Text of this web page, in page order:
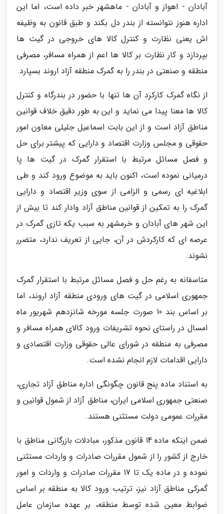
آبادان - اهواز و آبادان - ماهشهر خبر داده است، اما این
اداره هنوز نتوانسته از بندر دل بکند و طبق قانون به وظیفه
اش یعنی نظارت و کنترل کالا های خروجی در گیت ها
بپردازد و کار نظارت بر کالا ها اعم از همراه مسافر، مصرفی
منطقه و صنعتی در بندر را به گمرک منطقه آزاد اروند بسپارد.
از نگاه گمرک کارکرد آن ها تنها با حضور در بندرگاه و کنترل
کالا ها معنا پیدا می نماید و این به طور دقیق خلاف قوانین
مناطق آزاد است و از این بابت اسماعیل جلیلی معاون امور
حقوقی و مجلس وزارت اقتصاد و دارایی که پیشتر برای حل
و فصل مسائل مرتبط با استقرار گمرک در گیت ها پا
درمیانی نموده است، اکنون باید به موضوع ورود کند و طی
ابلاغیه ای رسمی و الزامی از سوی وزیر اقتصاد و دارایی
گمرک را به تمکین از قوانین مناطق آزاد وادار کند تا بیش از
این شهر های آبادان و خرمشهر به سبب یکه تازی گمرک در
عرصه ای که کارکردش در آن، جایی از تعریف ندارد، متضرر
نشوند.
متاسفانه به رغم حل و فصل مسائل مرتبط با استقرار گمرک
جمهوری اسلامی در گیت های ورودی منطقه آزاد اروند، اما
بر اساس بند 10 صورت جلسه مورخه شانزدهم شهریور ماه
امسال در راستای نحوه تشریفات ورود کالای همراه مسافر و
مصرفی به منطقه در شورای عالی حقوقی وزارت اقتصادی و
دارایی اقدامات لازم انجام نشده است.
به استناد ماده پنج قانون چگونگی اداره مناطق آزاد تجاری،
صنعتی جمهوری اسلامی ایران، مناطق آزاد از شمول قوانین و
مقررات عمومی دولت مستثنی هستند.
ضمن اینکه ماده 14 قانون مذکور، مبادلات بازرگانی مناطق با
خارج از کشور را از شمول مقررات صادرات و واردات مستثنی
نموده و در ماده یک تا 17 مقررات صادرات و واردات و امور
گمرکی مناطق آزاد نیز، ترتیب ورود کالا به منطقه بر اساس
ضوابط معین شده توسط منطقه، بر عهده سازمان عامل